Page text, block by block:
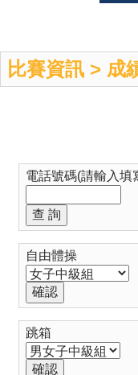
比賽資訊 > 成
電話號碼(請輸入填
自由體操
跳箱